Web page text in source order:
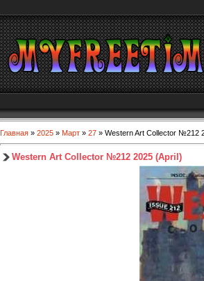
Главная » 2025 » Март » 27 » Western Art Collector №212
Western Art Collector №212 2025 (April)